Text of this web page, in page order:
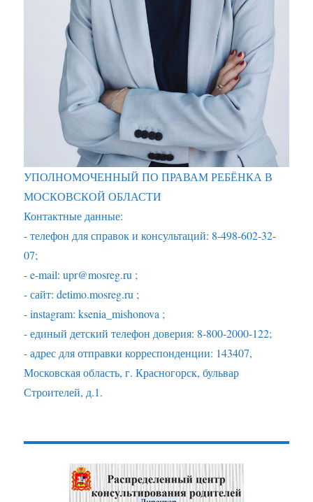
УПОЛНОМОЧЕННЫЙ ПО ПРАВАМ РЕБЁНКА В
МОСКОВСКОЙ ОБЛАСТИ
Контактные данные:
- телефон для справок и консультаций: 8-498-602-32-
07;
- e-mail: upr@mosreg.ru ;
- сайт: detimo.mosreg.ru ;
- instagram: ksenia_mishonova ;
- единый детский телефон доверия: 8-800-2000-122;
- адрес для отправки корреспонденции: 143407,
Московская область, г. Красногорск, бульвар
Строителей, д.1.